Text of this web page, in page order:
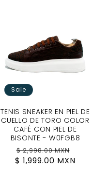
Sale
TENIS SNEAKER EN PIEL DE
CUELLO DE TORO COLOR
CAFÉ CON PIEL DE
BISONTE - W0FGB8
Regular
price
$ 2,998.00 MXN
price
$ 1,999.00 MXN